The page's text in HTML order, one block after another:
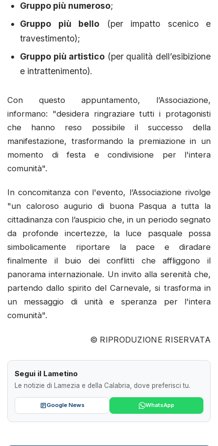
Gruppo più numeroso;
Gruppo più bello (per impatto scenico e
travestimento);
Gruppo più artistico (per qualità dell’esibizione
e intrattenimento).
Con questo appuntamento, l’Associazione,
informano: "desidera ringraziare tutti i protagonisti
che hanno reso possibile il successo della
manifestazione, trasformando la premiazione in un
momento di festa e condivisione per l'intera
comunità".
In concomitanza con l'evento, l’Associazione rivolge
"un caloroso augurio di buona Pasqua a tutta la
cittadinanza con l’auspicio che, in un periodo segnato
da profonde incertezze, la luce pasquale possa
simbolicamente riportare la pace e diradare
finalmente il buio dei conflitti che affliggono il
panorama internazionale. Un invito alla serenità che,
partendo dallo spirito del Carnevale, si trasforma in
un messaggio di unità e speranza per l'intera
comunità".
© RIPRODUZIONE RISERVATA
Segui il Lametino
Le notizie di Lamezia e della Calabria, dove preferisci tu.
Google News WhatsApp